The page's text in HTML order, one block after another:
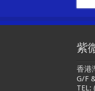
紫
香港
G/F
TEL: